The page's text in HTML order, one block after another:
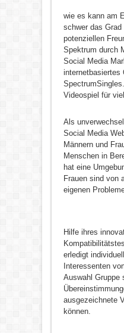
wie es kann am
schwer das
potenziellen
Spektrum durch
Social Media
internetbasiertes
Videospiel für
Als
Social Media
Männern und
Menschen in
hat eine
Frauen sind von
eigenen
Hilfe ihres
erledigt
Interessenten
Auswahl Gruppe
ausgezeichnete
können.